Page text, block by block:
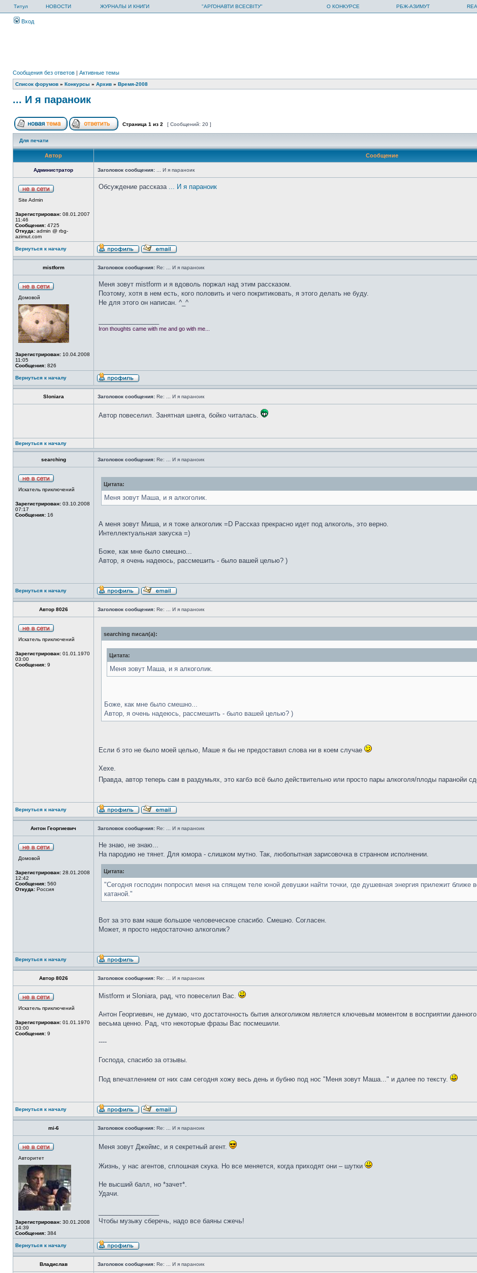
Титул НОВОСТИ ЖУРНАЛЫ И КНИГИ "АРГОНАВТИ ВСЕСВІТУ" О КОНКУРСЕ РБЖ-АЗИМУТ
Вход
Сообщения без ответов | Активные темы
Список форумов » Конкурсы » Архив » Время-2008
... И я параноик
Страница 1 из 2 [ Сообщений: 20 ]
Для печати
Автор Сообщение
Администратор Заголовок сообщения: ... И я параноик
Site Admin
Зарегистрирован: 08.01.2007
11:46
Сообщения: 4725
Откуда: admin @ rbg-
azimut.com
Обсуждение рассказа ... И я параноик
Вернуться к началу
mistform Заголовок сообщения: Re: ... И я параноик
Домовой
Зарегистрирован: 10.04.2008
11:05
Сообщения: 826
Меня зовут mistform и я вдоволь поржал над этим рассказом.
Поэтому, хотя в нем есть, кого половить и чего покритиковать, я этого делать не буду.
Не для этого он написан. ^_^
Iron thoughts came with me and go with me...
Вернуться к началу
Sloniara Заголовок сообщения: Re: ... И я параноик
Автор повеселил. Занятная шняга, бойко читалась.
Вернуться к началу
searching Заголовок сообщения: Re: ... И я параноик
Искатель приключений
Зарегистрирован: 03.10.2008
07:17
Сообщения: 16
Цитата:
Меня зовут Маша, и я алкоголик.
А меня зовут Миша, и я тоже алкоголик =D Рассказ прекрасно идет под алкоголь, это верно.
Интеллектуальная закуска =)
Боже, как мне было смешно...
Автор, я очень надеюсь, рассмешить - было вашей целью? )
Вернуться к началу
Автор 8026 Заголовок сообщения: Re: ... И я параноик
Искатель приключений
Зарегистрирован: 01.01.1970
03:00
Сообщения: 9
searching писал(а):
Цитата:
Меня зовут Маша, и я алкоголик.
Боже, как мне было смешно...
Автор, я очень надеюсь, рассмешить - было вашей целью? )
Если б это не было моей целью, Маше я бы не предоставил слова ни в коем случае
Хехе.
Правда, автор теперь сам в раздумьях, это кагбэ всё было действительно или просто пары алкоголя/плоды паранойи
Вернуться к началу
Антон Георгиевич Заголовок сообщения: Re: ... И я параноик
Домовой
Зарегистрирован: 28.01.2008
12:42
Сообщения: 560
Откуда: Россия
Не знаю, не знаю...
На пародию не тянет. Для юмора - слишком мутно. Так, любопытная зарисовочка в странном исполнении.
Цитата:
"Сегодня господин попросил меня на спящем теле юной девушки найти точки, где душевная энергия прилежит ближе
катаной."
Вот за это вам наше большое человеческое спасибо. Смешно. Согласен.
Может, я просто недостаточно алкоголик?
Вернуться к началу
Автор 8026 Заголовок сообщения: Re: ... И я параноик
Искатель приключений
Зарегистрирован: 01.01.1970
03:00
Сообщения: 9
Mistform и Sloniara, рад, что повеселил Вас.
Антон Георгиевич, не думаю, что достаточность бытия алкоголиком является ключевым моментом в восприятии
весьма ценно. Рад, что некоторые фразы Вас посмешили.
----
Господа, спасибо за отзывы.
Под впечатлением от них сам сегодня хожу весь день и бубню под нос "Меня зовут Маша..." и далее по тексту.
Вернуться к началу
mi-6 Заголовок сообщения: Re: ... И я параноик
Авторитет
Зарегистрирован: 30.01.2008
14:39
Сообщения: 384
Меня зовут Джеймс, и я секретный агент.
Жизнь, у нас агентов, сплошная скука. Но все меняется, когда приходят они – шутки
Не высший балл, но *зачет*.
Удачи.
Чтобы музыку сберечь, надо все баяны сжечь!
Вернуться к началу
Владислав Заголовок сообщения: Re: ... И я параноик